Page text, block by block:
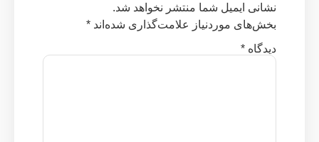
نشانی ایمیل شما منتشر نخواهد شد.
بخش‌های موردنیاز علامت‌گذاری شده‌اند *
دیدگاه *